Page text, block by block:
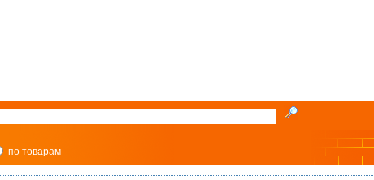
по товарам